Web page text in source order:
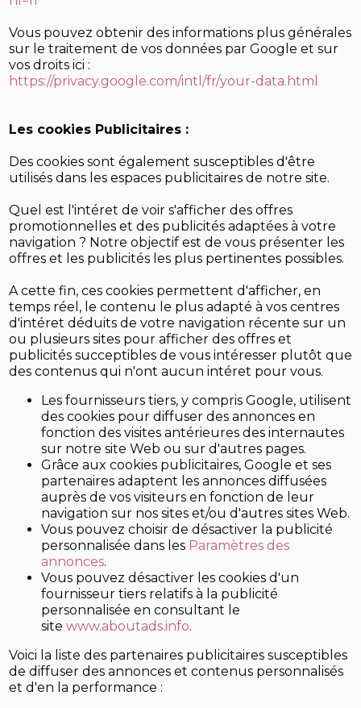
Vous pouvez obtenir des informations plus générales
sur le traitement de vos données par Google et sur
vos droits ici :
https://privacy.google.com/intl/fr/your-data.html
Les cookies Publicitaires :
Des cookies sont également susceptibles d'être
utilisés dans les espaces publicitaires de notre site.
Quel est l'intéret de voir s'afficher des offres
promotionnelles et des publicités adaptées à votre
navigation ? Notre objectif est de vous présenter les
offres et les publicités les plus pertinentes possibles.
A cette fin, ces cookies permettent d'afficher, en
temps réel, le contenu le plus adapté à vos centres
d'intéret déduits de votre navigation récente sur un
ou plusieurs sites pour afficher des offres et
publicités succeptibles de vous intéresser plutôt que
des contenus qui n'ont aucun intéret pour vous.
Les fournisseurs tiers, y compris Google, utilisent
des cookies pour diffuser des annonces en
fonction des visites antérieures des internautes
sur notre site Web ou sur d'autres pages.
Grâce aux cookies publicitaires, Google et ses
partenaires adaptent les annonces diffusées
auprès de vos visiteurs en fonction de leur
navigation sur nos sites et/ou d'autres sites Web.
Vous pouvez choisir de désactiver la publicité
personnalisée dans les Paramètres des
annonces.
Vous pouvez désactiver les cookies d'un
fournisseur tiers relatifs à la publicité
personnalisée en consultant le
site www.aboutads.info.
Voici la liste des partenaires publicitaires susceptibles
de diffuser des annonces et contenus personnalisés
et d'en la performance :